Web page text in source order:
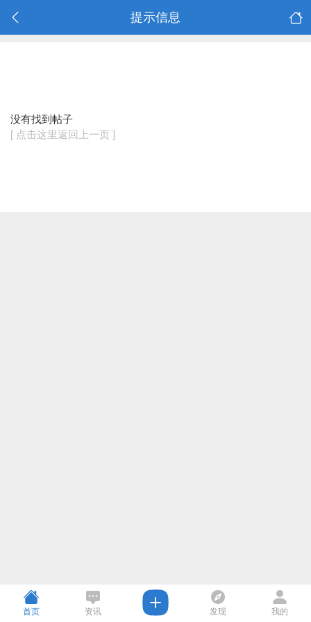
提示信息
没有找到帖子
[ 点击这里返回上一页 ]
首页 资讯 发现 我的